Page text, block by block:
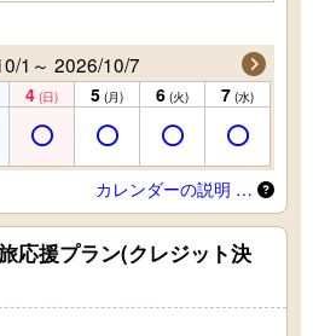
1～ 2026/10/7
4 (日) 5 (月) 6 (火) 7 (水)
カレンダーの説明 …
応援プラン(クレジット決